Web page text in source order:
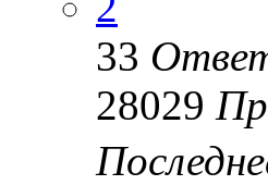
33
28029